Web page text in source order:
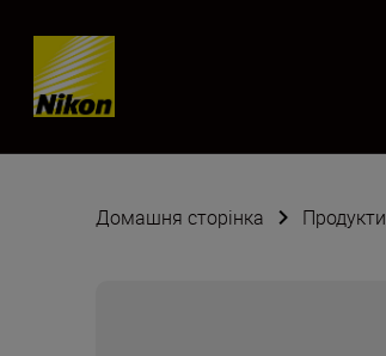
Skip content
Домашня сторінка Продукти